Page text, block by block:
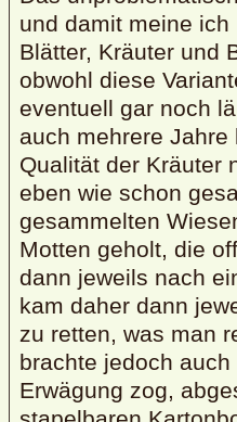
und damit meine
Blätter, Kräuter und
obwohl diese
eventuell gar noch
auch mehrere
Qualität der Kräuter
eben wie schon
gesammelten
Motten geholt, die
dann jeweils nach
kam daher dann
zu retten, was man
brachte jedoch
Erwägung zog,